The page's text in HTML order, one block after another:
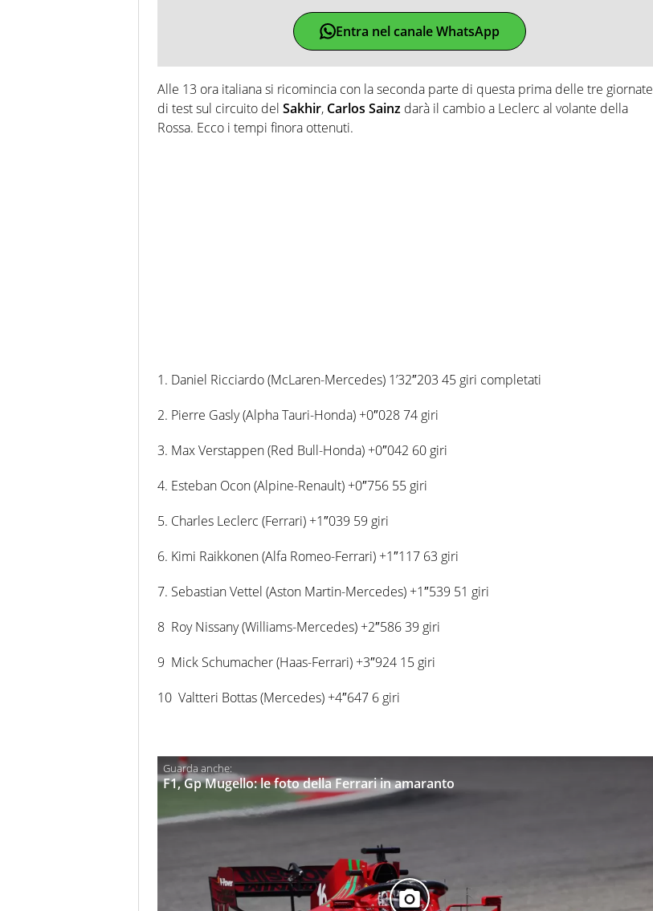
Entra nel canale WhatsApp
Alle 13 ora italiana si ricomincia con la seconda parte di questa prima delle tre giornate
di test sul circuito del Sakhir, Carlos Sainz darà il cambio a Leclerc al volante della
Rossa. Ecco i tempi finora ottenuti.
1. Daniel Ricciardo (McLaren-Mercedes) 1’32″203 45 giri completati
2. Pierre Gasly (Alpha Tauri-Honda) +0″028 74 giri
3. Max Verstappen (Red Bull-Honda) +0″042 60 giri
4. Esteban Ocon (Alpine-Renault) +0″756 55 giri
5. Charles Leclerc (Ferrari) +1″039 59 giri
6. Kimi Raikkonen (Alfa Romeo-Ferrari) +1″117 63 giri
7. Sebastian Vettel (Aston Martin-Mercedes) +1″539 51 giri
8 Roy Nissany (Williams-Mercedes) +2″586 39 giri
9 Mick Schumacher (Haas-Ferrari) +3″924 15 giri
10 Valtteri Bottas (Mercedes) +4″647 6 giri
F1, Gp Mugello: le foto della Ferrari in amaranto